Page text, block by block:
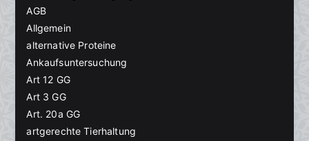
AGB
Allgemein
alternative Proteine
Ankaufsuntersuchung
Art 12 GG
Art 3 GG
Art. 20a GG
artgerechte Tierhaltung